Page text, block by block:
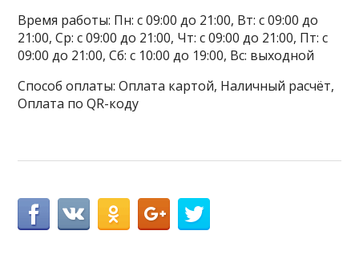
Время работы: Пн: с 09:00 до 21:00, Вт: с 09:00 до
21:00, Ср: с 09:00 до 21:00, Чт: с 09:00 до 21:00, Пт: с
09:00 до 21:00, Сб: с 10:00 до 19:00, Вс: выходной
Способ оплаты: Оплата картой, Наличный расчёт,
Оплата по QR-коду